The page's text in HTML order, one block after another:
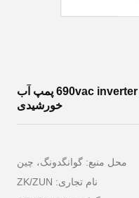
900vdc ورودی خورشیدی 690vac inverter پمپ آب
خورشیدی
محل منبع: گوانگدونگ، چین
نام تجاری: ZK/ZUN